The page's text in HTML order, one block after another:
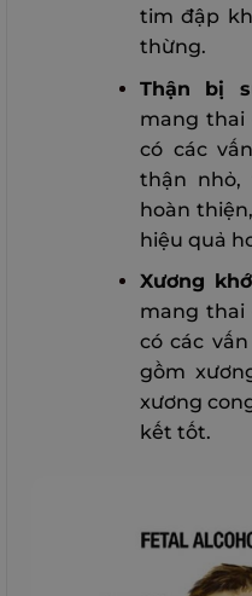
tim đập
thừng.
Thận bị
mang thai
có các
thận nhỏ,
hoàn
hiệu quả
Xương
mang thai
có các
gồm
xương
kết tốt.